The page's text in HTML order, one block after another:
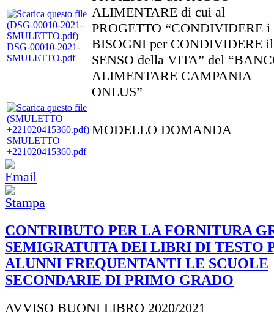
DSG-00010-2021-
SMULETTO.pdf
ALIMENTARE di cui al
PROGETTO “CONDIVIDERE i
BISOGNI per CONDIVIDERE il
SENSO della VITA” del
ALIMENTARE CAMPANIA
ONLUS”
SMULETTO
+221020415360.pdf
MODELLO DOMANDA
CONTRIBUTO PER LA FORNITURA
SEMIGRATUITA DEI LIBRI DI TESTO
ALUNNI FREQUENTANTI LE SCUOLE
SECONDARIE DI PRIMO GRADO
AVVISO BUONI LIBRO 2020/2021